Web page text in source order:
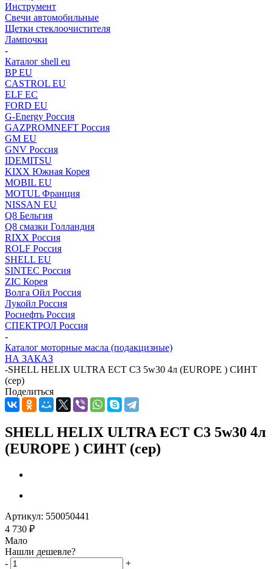
Инструмент
Свечи автомобильные
Щетки стеклоочистителя
Лампочки
-
Каталог shell eu
BP EU
CASTROL EU
ELF EC
FORD EU
G-Energy Россия
GAZPROMNEFT Россия
GM EU
GNV Россия
IDEMITSU
KIXX Южная Корея
MOBIL EU
MOTUL Франция
NISSAN EU
Q8 Бельгия
Q8 смазки Голландия
RIXX Россия
ROLF Россия
SHELL EU
SINTEC Россия
ZIC Корея
Волга Ойл Россия
Лукойл Россия
Роснефть Россия
СПЕКТРОЛ Россия
-
Каталог моторные масла (подакцизные)
НА ЗАКАЗ
-SHELL HELIX ULTRA ECT C3 5w30 4л (EUROPE ) СИНТ
(сер)
Поделиться
SHELL HELIX ULTRA ECT C3 5w30 4л
(EUROPE ) СИНТ (сер)
Артикул: 550050441
4 730 ₽
Мало
Нашли дешевле?
-
+